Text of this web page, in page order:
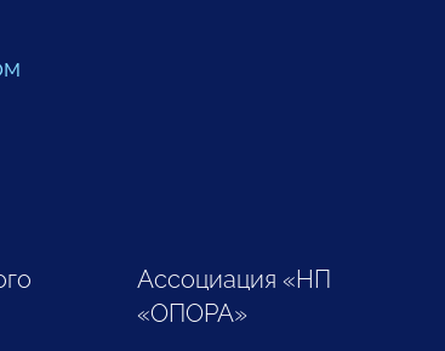
Ассоциация «НП
«ОПОРА»